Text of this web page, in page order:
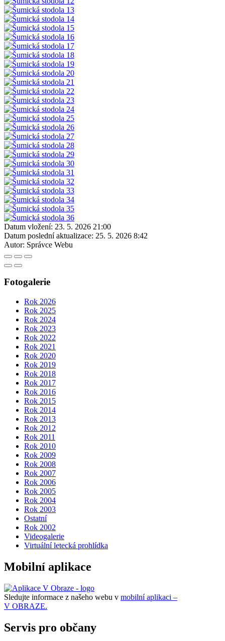
Datum vložení: 23. 5. 2026 21:00
Datum poslední aktualizace: 25. 5. 2026 8:42
Autor: Správce Webu
Fotogalerie
Rok 2026
Rok 2025
Rok 2024
Rok 2023
Rok 2022
Rok 2021
Rok 2020
Rok 2019
Rok 2018
Rok 2017
Rok 2016
Rok 2015
Rok 2014
Rok 2013
Rok 2012
Rok 2011
Rok 2010
Rok 2009
Rok 2008
Rok 2007
Rok 2006
Rok 2005
Rok 2004
Rok 2003
Ostatní
Rok 2002
Videogalerie
Virtuální letecká prohlídka
Mobilní aplikace
Sledujte informace z našeho webu v mobilní aplikaci –
V OBRAZE.
Servis pro občany